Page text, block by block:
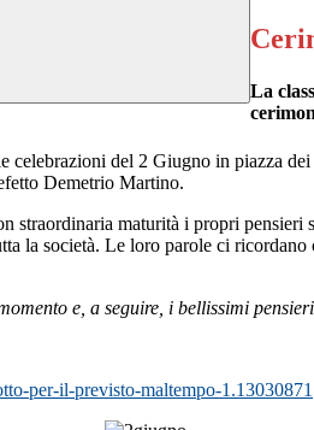
La
del 2 Giugno in piazza
Demetrio Martino.
straordinaria maturità i propri
la società. Le loro parole ci
e, a seguire, i bellissimi
per-il-previsto-maltempo-1.13030871